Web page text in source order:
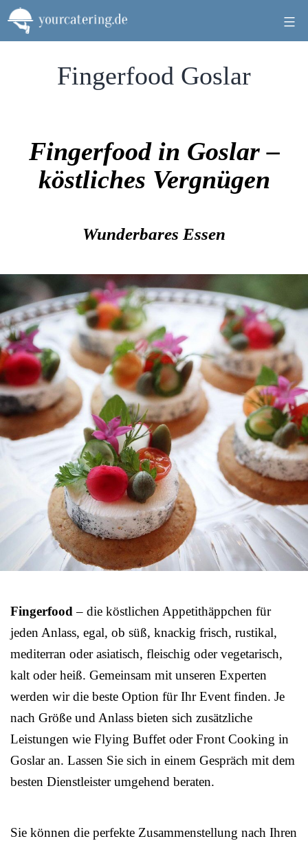
Zum
Inhalt
springen
Fingerfood Goslar
Fingerfood in Goslar –
köstliches Vergnügen
Wunderbares Essen
Fingerfood– die köstlichen Appetithäppchen für
jeden Anlass, egal, ob süß, knackig frisch, rustikal,
mediterran oder asiatisch, fleischig oder vegetarisch,
kalt oder heiß. Gemeinsam mit unseren Experten
werden wir die beste Option für Ihr Event finden. Je
nach Größe und Anlass bieten sich zusätzliche
Leistungen wie Flying Buffet oder Front Cooking in
Goslar an. Lassen Sie sich in einem Gespräch mit dem
besten Dienstleister umgehend beraten.
Sie können die perfekte Zusammenstellung nach Ihren